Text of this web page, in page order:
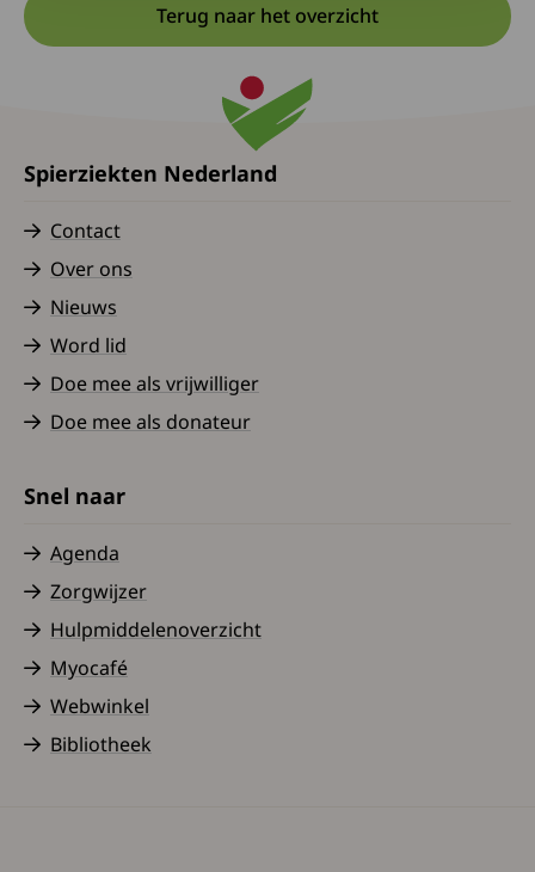
Terug naar het overzicht
Spierziekten Nederland
Contact
Over ons
Nieuws
Word lid
Doe mee als vrijwilliger
Doe mee als donateur
Snel naar
Agenda
Zorgwijzer
Hulpmiddelenoverzicht
Myocafé
Webwinkel
Bibliotheek